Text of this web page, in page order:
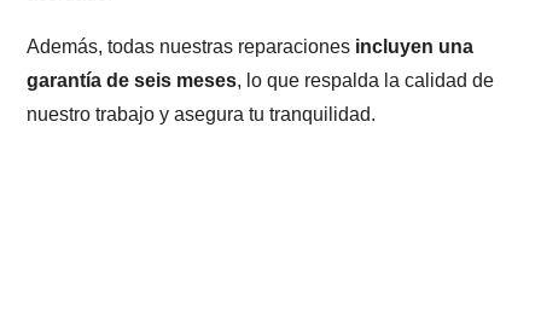
Además, todas nuestras reparaciones incluyen una
garantía de seis meses, lo que respalda la calidad de
nuestro trabajo y asegura tu tranquilidad.